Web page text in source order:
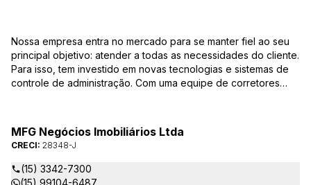
Nossa empresa entra no mercado para se manter fiel ao seu
principal objetivo: atender a todas as necessidades do cliente.
Para isso, tem investido em novas tecnologias e sistemas de
controle de administração. Com uma equipe de corretores
comerciais, terrenos etc. para compra e venda. As consultas
podem ser feitas por telefone, pessoalmente, ou pela Internet,
pela pesquisa para Vendas. Um módulo de super busca irá
pesquisar entre as ofertas o imóvel com as características que
você procura. em instantes você terá as informações sobre o
MFG Negócios Imobiliários Ltda
CRECI: 28348-J
(15) 3342-7300
(15) 99104-6487